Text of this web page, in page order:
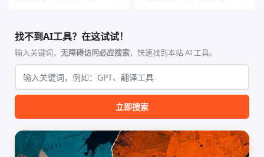
合，专为顶级学术期刊（如
Nature、Science、Cell 等）
的论文撰写与发表流程设计。
该工具集以智能体插...
纯 Python 标准库编写，用户
无需安装...
找不到AI工具？在这试试！
输入关键词， 无障碍访问必应搜索，快速找到本站 AI 工具。
立即搜索